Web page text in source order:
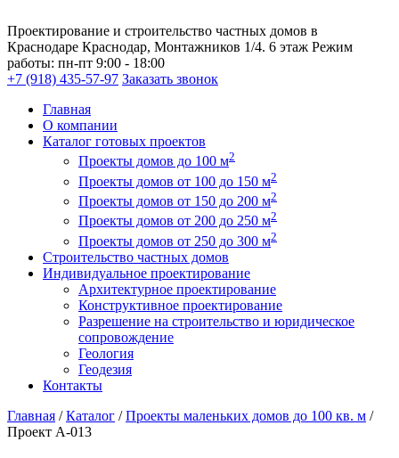
Проектирование и строительство частных домов в
Краснодаре Краснодар, Монтажников 1/4. 6 этаж Режим
работы: пн-пт 9:00 - 18:00
+7 (918) 435-57-97 Заказать звонок
Главная
О компании
Каталог готовых проектов
Проекты домов до 100 м2
Проекты домов от 100 до 150 м2
Проекты домов от 150 до 200 м2
Проекты домов от 200 до 250 м2
Проекты домов от 250 до 300 м2
Строительство частных домов
Индивидуальное проектирование
Архитектурное проектирование
Конструктивное проектирование
Разрешение на строительство и юридическое
сопровождение
Геология
Геодезия
Контакты
Главная /Каталог /Проекты маленьких домов до 100 кв. м /
Проект A-013